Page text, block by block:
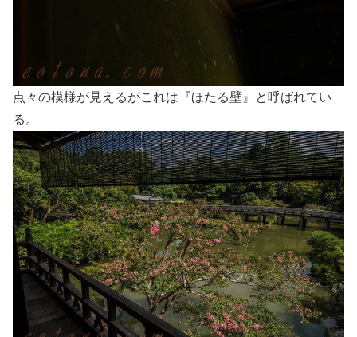
点々の模様が見えるがこれは『ほたる壁』と呼ばれてい
る。